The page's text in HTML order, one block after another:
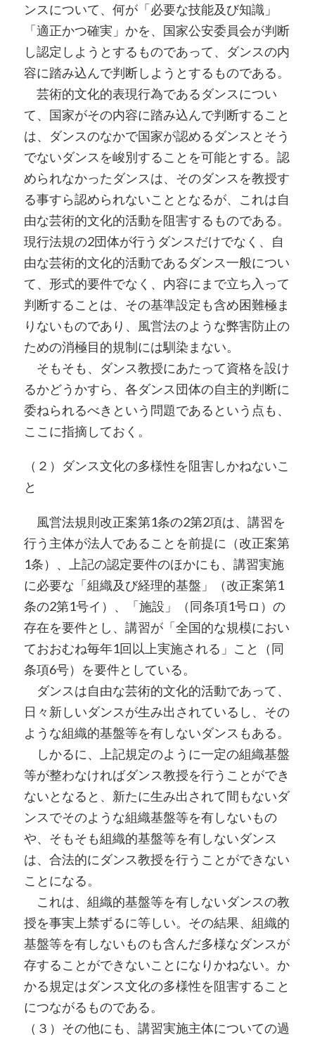
ンスについて、何が「必要な技能及び知識」
「適正かつ確実」かを、国家公安委員会が判断
し認定しようとするものであって、ダンスの内
容に踏み込んで判断しようとするものである。
芸術的文化的表現行為であるダンスについ
て、国家がその内容に踏み込んで判断すること
は、ダンスのなかで国家が認めるダンスとそう
でないダンスを峻別することを可能とする。認
められなかったダンスは、そのダンスを教授す
る事すら認められないこととなるが、これは自
由な芸術的文化的活動を阻害するものである。
現行法規の2団体が行うダンスだけでなく、自
由な芸術的文化的活動であるダンス一般につい
て、形式的要件でなく、内容にまで立ち入って
判断することは、その基準設定も含め困難極ま
りないものであり、風営法のような弊害防止の
ための消極目的規制には馴染まない。
そもそも、ダンス教授にあたって資格を設け
るかどうかすら、各ダンス団体の自主的判断に
委ねられるべきという問題であるという点も、
ここに指摘しておく。
（２）ダンス文化の多様性を阻害しかねないこ
と
風営法規則改正案第1条の2第2項は、講習を
行う主体が法人であることを前提に（改正案第
1条）、上記の認定要件のほかにも、講習実施
に必要な「組織及び経理的基盤」（改正案第1
条の2第1号イ）、「施設」（同条項1号ロ）の
存在を要件とし、講習が「全国的な規模におい
ておおむね毎年1回以上実施される」こと（同
条項6号）を要件としている。
ダンスは自由な芸術的文化的活動であって、
日々新しいダンスが生み出されているし、その
ような組織的基盤等を有しないダンスもある。
しかるに、上記規定のように一定の組織基盤
等が整わなければダンス教授を行うことができ
ないとなると、新たに生み出されて間もないダ
ンスでそのような組織基盤等を有しないもの
や、そもそも組織的基盤等を有しないダンス
は、合法的にダンス教授を行うことができない
ことになる。
これは、組織的基盤等を有しないダンスの教
授を事実上禁ずるに等しい。その結果、組織的
基盤等を有しないものも含んだ多様なダンスが
存することができないことになりかねない。か
かる規定はダンス文化の多様性を阻害すること
につながるものである。
（３）その他にも、講習実施主体についての過